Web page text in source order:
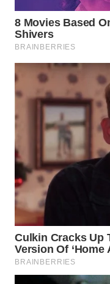
WN
SUMEDANG
WN
CIANJUR
KEPULAUAN
SERIBU
WN
TANGERANG
WN
BINJAI
WN
CIREBON